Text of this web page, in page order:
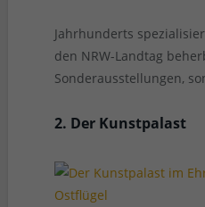
Jahrhunderts
den NRW-Landtag
Sonderausstellungen,
2. Der Kunstpalast